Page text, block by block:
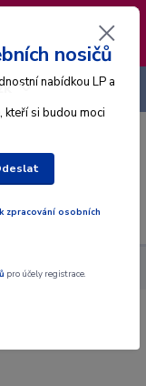
Datum
na pátek
Menu
I Love - LP / Vinyl
- LP /
nosičů
nabídkou LP a
kteří si budou moci
zpracování osobních
pro účely registrace.